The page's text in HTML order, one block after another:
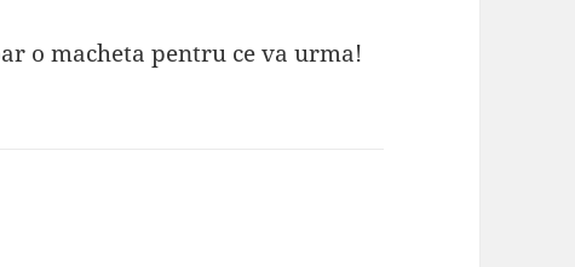
o macheta pentru ce va urma!